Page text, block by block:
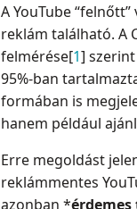
A YouTube
reklám található. A
felmérése[1]
95%-ban
formában is
hanem például
Erre megoldást
reklámmentes
azonban *